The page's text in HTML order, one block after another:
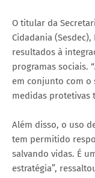
O titular da
Cidadania
resultados à
programas sociais.
em conjunto com o
medidas protetivas
Além disso, o uso
tem permitido
salvando vidas. É
estratégia”,